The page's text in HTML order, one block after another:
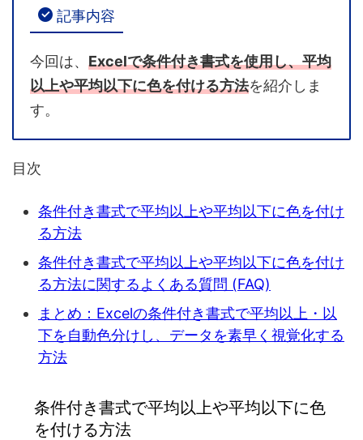
記事内容
今回は、 Excelで条件付き書式を使用し、平均
以上や平均以下に色を付ける方法を紹介しま
す。
目次
条件付き書式で平均以上や平均以下に色を付け
る方法
条件付き書式で平均以上や平均以下に色を付け
る方法に関するよくある質問 (FAQ)
まとめ：Excelの条件付き書式で平均以上・以
下を自動色分けし、データを素早く視覚化する
方法
条件付き書式で平均以上や平均以下に色
を付ける方法